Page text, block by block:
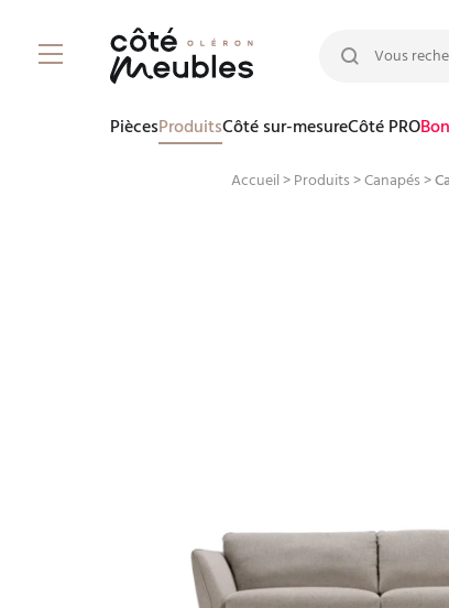
Rechercher :
PiècesProduitsCôté sur-mesureCôté PRO
Accueil > Produits>Canapés>